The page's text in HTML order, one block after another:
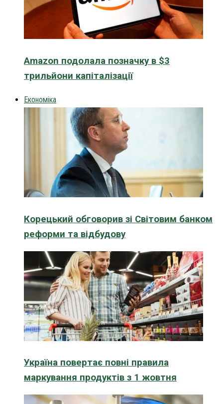
Amazon подолала позначку в $3
трильйони капіталізації
Економіка
Корецький обговорив зі Світовим банком
реформи та відбудову
Україна повертає повні правила
маркування продуктів з 1 жовтня